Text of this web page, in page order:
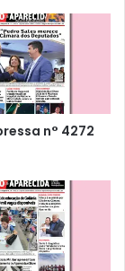
n° 4272